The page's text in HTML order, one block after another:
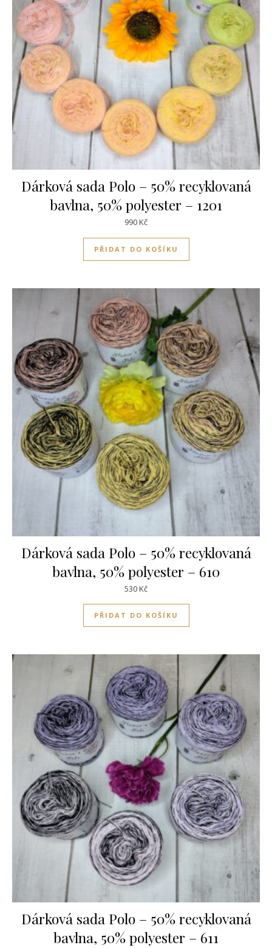
Dárková sada Polo – 50% recyklovaná
bavlna, 50% polyester – 1201
990Kč
PŘIDAT DO KOŠÍKU
Dárková sada Polo – 50% recyklovaná
bavlna, 50% polyester – 610
530Kč
PŘIDAT DO KOŠÍKU
Dárková sada Polo – 50% recyklovaná
bavlna, 50% polyester – 611